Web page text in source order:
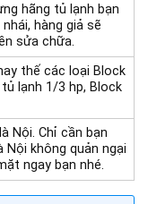
hãng tủ lạnh bạn
hàng giả sẽ
sửa chữa.
thế các loại Block
lạnh 1/3 hp, Block
Nội. Chỉ cần bạn
Nội không quản ngại
ngay bạn nhé.